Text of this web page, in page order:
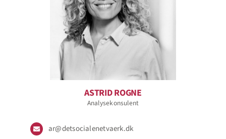
ASTRID ROGNE
Analysekonsulent
ar@detsocialenetvaerk.dk